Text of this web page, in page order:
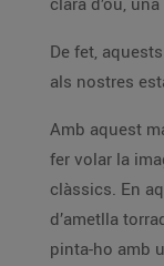
De fet,
als nostres
Amb aquest
fer volar la
clàssics. En
d’ametlla
pinta-ho amb